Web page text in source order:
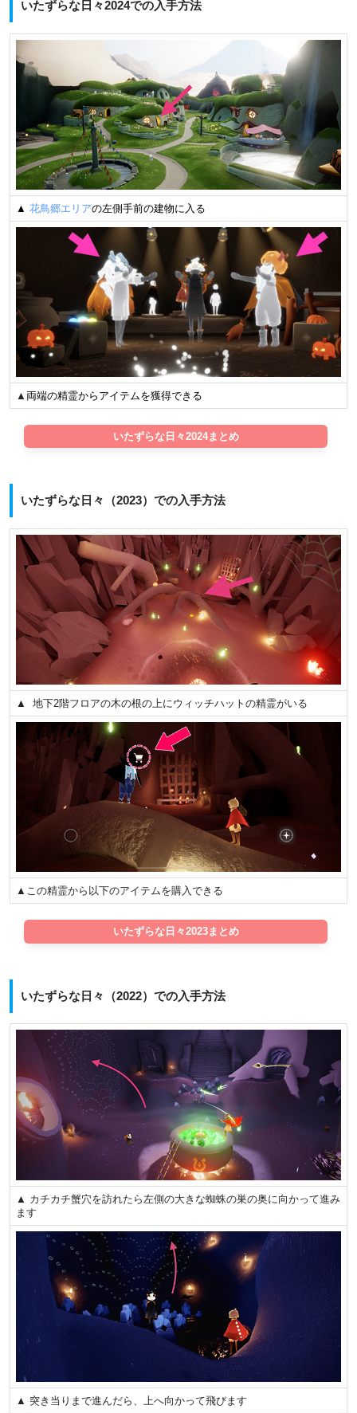
いたずらな日々2024での入手方法
▲ 花鳥郷エリアの左側手前の建物に入る
▲ 両端の精霊からアイテムを獲得できる
いたずらな日々2024まとめ
いたずらな日々（2023）での入手方法
▲ 地下2階フロアの木の根の上にウィッチハットの精霊がいる
▲この精霊から以下のアイテムを購入できる
いたずらな日々2023まとめ
いたずらな日々（2022）での入手方法
▲ カチカチ蟹穴を訪れたら左側の大きな蜘蛛の巣の奥に向かって進み
ます
▲ 突き当りまで進んだら、上へ向かって飛びます